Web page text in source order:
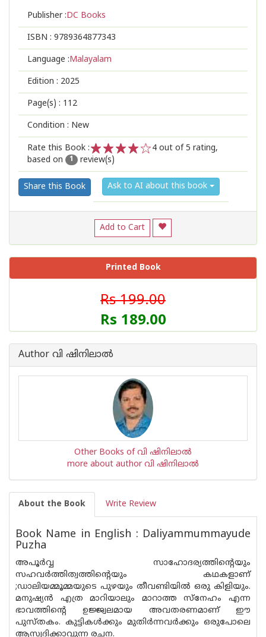
Publisher :DC Books
ISBN : 9789364877343
Language :Malayalam
Edition : 2025
Page(s) : 112
Condition : New
Rate this Book :
2
1
4 out of 5 rating,
based on
1 review(s)
Share this Book Ask to AI about this book
Add to Cart
Printed Book
Rs 199.00
Rs 189.00
Author വി ഷിനിലാല്‍
Other Books of വി ഷിനിലാല്‍
more about author വി ഷിനിലാല്‍
About the Book Write Review
Book Name in English : Daliyammummayude
Puzha
അപൂർവ്വ സാഹോദര്യത്തിന്റെയും
സഹവർത്തിത്വത്തിന്റെയും കഥകളാണ്
;ഡാലിയമ്മൂമ്മയുടെ പുഴയും തീവണ്ടിയിൽ ഒരു കിളിയും.
മനുഷ്യൻ എത്ര മാറിയാലും മാറാത്ത സ്‌നേഹം എന്ന
ഭാവത്തിന്റെ ഉജ്ജ്വലമായ അവതരണമാണ് ഈ
പുസ്തകം. കുട്ടികൾക്കും മുതിർന്നവർക്കും ഒരുപോലെ
ആസ്വദിക്കാവുന്ന രചന.